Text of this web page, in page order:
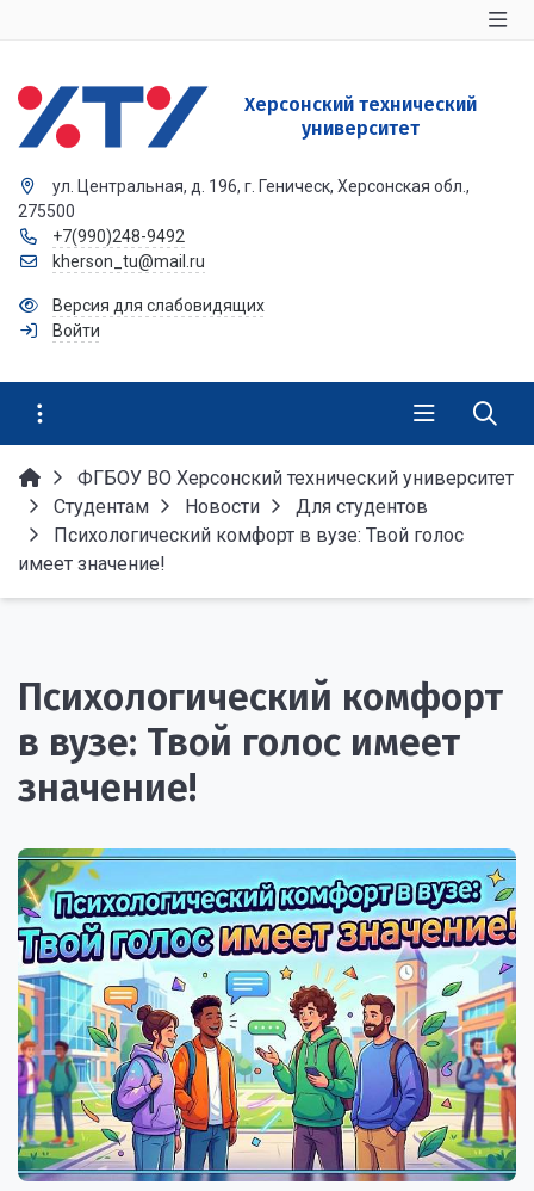
Херсонский технический
университет
ул. Центральная, д. 196, г. Геническ, Херсонская обл.,
275500
+7(990)248-9492
kherson_tu@mail.ru
Версия для слабовидящих
Войти
ФГБОУ ВО Херсонский технический университет
Студентам
Новости
Для студентов
Психологический комфорт в вузе: Твой голос
имеет значение!
Психологический комфорт
в вузе: Твой голос имеет
значение!